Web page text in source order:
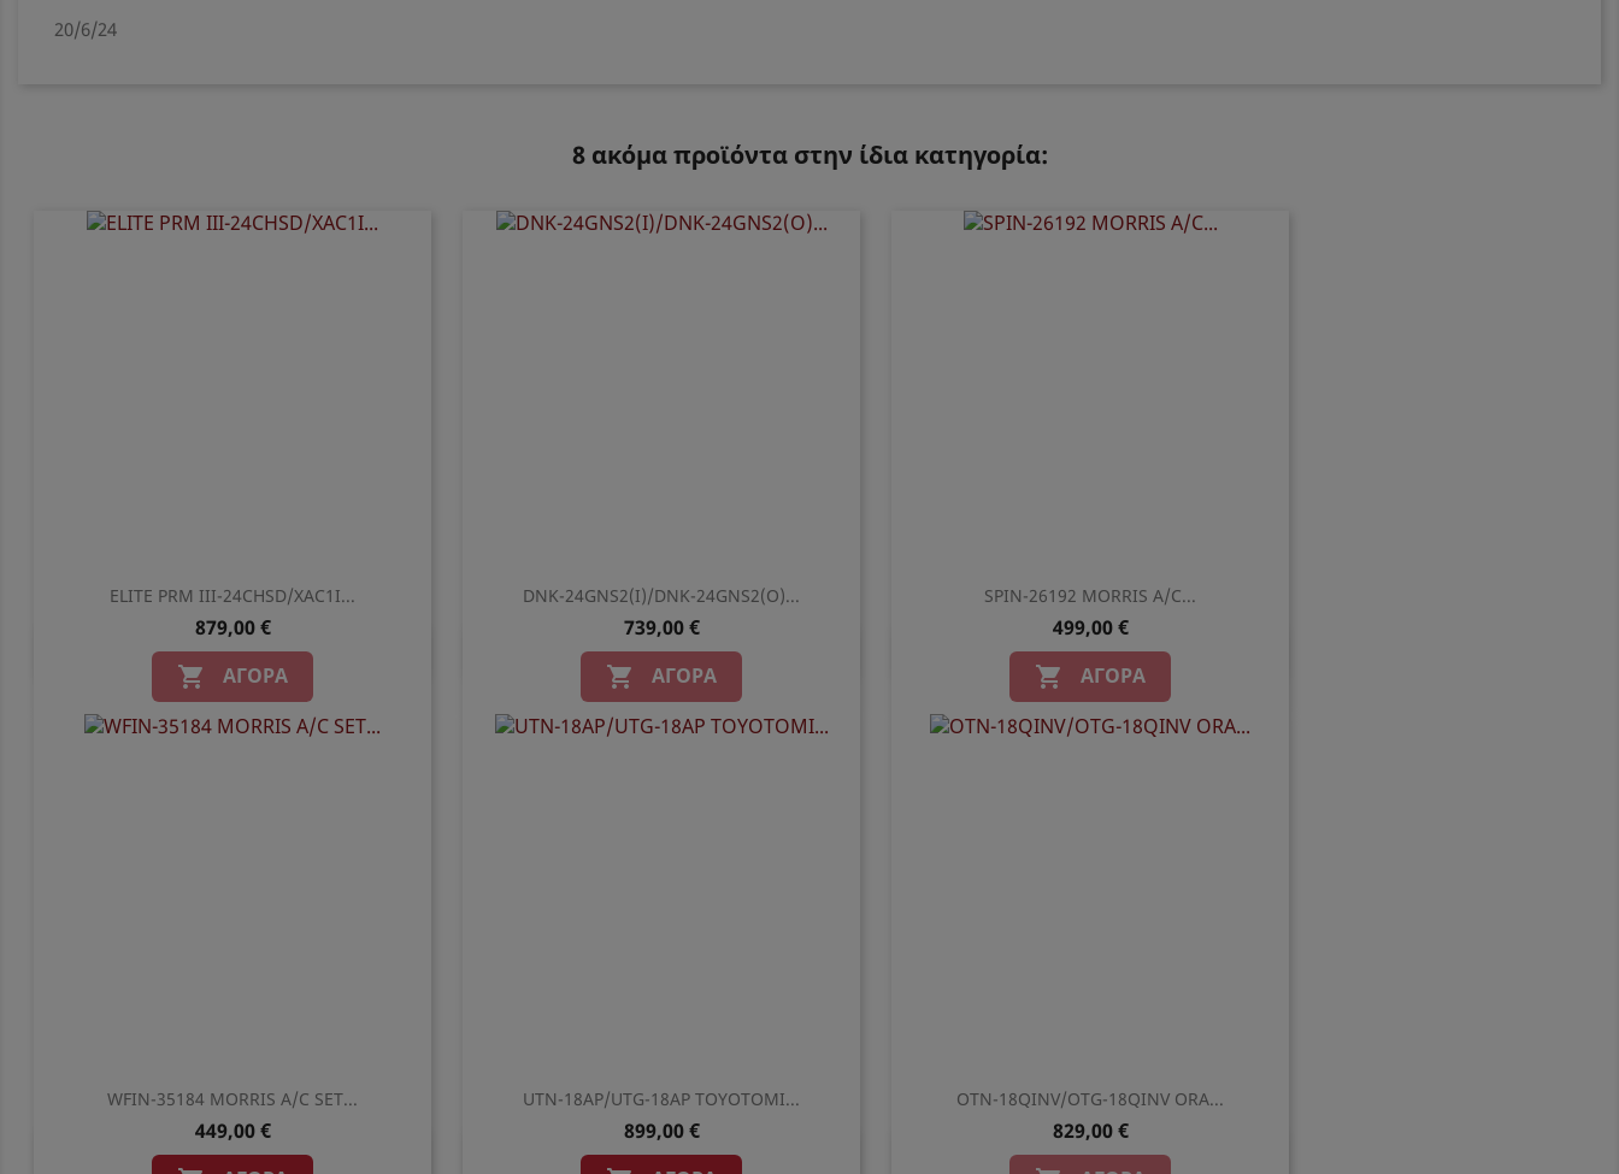
20/6/24
8 ακόμα προϊόντα στην ίδια κατηγορία:
ELITE PRM III-24CHSD/XAC1I...
879,00 €
 ΑΓΟΡΆ
Γρήγορη προβολή
DNK-24GNS2(I)/DNK-24GNS2(O)...
739,00 €
 ΑΓΟΡΆ
Γρήγορη προβολή
SPIN-26192 MORRIS A/C...
499,00 €
 ΑΓΟΡΆ
Γρήγορη προβολή
WFIN-35184 MORRIS A/C SET...
449,00 €
Γρήγορη προβολή
UTN-18AP/UTG-18AP TOYOTOMI...
899,00 €
Γρήγορη προβολή
OTN-18QINV/OTG-18QINV ORA...
829,00 €
Γρήγορη προβολή